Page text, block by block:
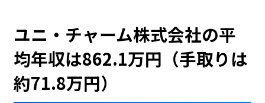
ユニ・チャーム株式会社の平
均年収は862.1万円（手取りは
約71.8万円）